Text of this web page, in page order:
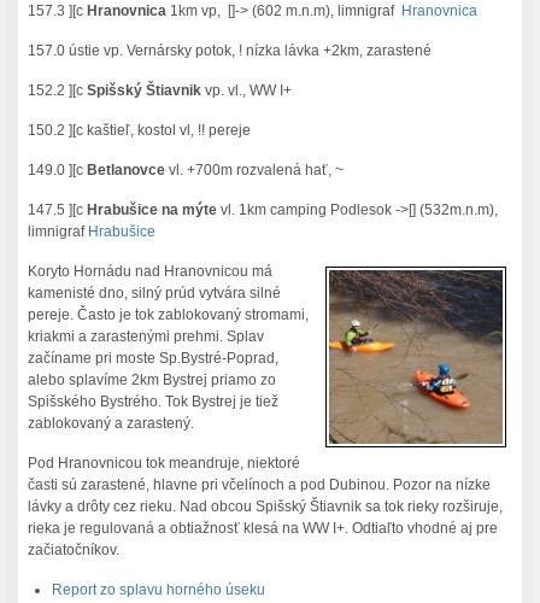
157.3 ][cHranovnica 1km vp, []-> (602 m.n.m), limnigraf Hranovnica
157.0 ústie vp. Vernársky potok, ! nízka lávka +2km, zarastené
152.2 ][cSpišský Štiavnik vp. vl., WW I+
150.2 ][c kaštieľ, kostol vl, !! pereje
149.0 ][cBetlanovce vl. +700m rozvalená hať, ~
147.5 ][cHrabušice na mýtevl. 1km camping Podlesok ->[] (532m.n.m),
limnigraf Hrabušice
Koryto Hornádu nad Hranovnicou má
kamenisté dno, silný prúd vytvára silné
pereje. Často je tok zablokovaný stromami,
kriakmi a zarastenými prehmi. Splav
začíname pri moste Sp.Bystré-Poprad,
alebo splavíme 2km Bystrej priamo zo
Spišského Bystrého. Tok Bystrej je tiež
zablokovaný a zarastený.
Pod Hranovnicou tok meandruje, niektoré
časti sú zarastené, hlavne pri včelínoch a pod Dubinou. Pozor na nízke
lávky a drôty cez rieku. Nad obcou Spišský Štiavnik sa tok rieky rozširuje,
rieka je regulovaná a obtiažnosť klesá na WW I+. Odtiaľto vhodné aj pre
začiatočníkov.
Report zo splavu horného úseku